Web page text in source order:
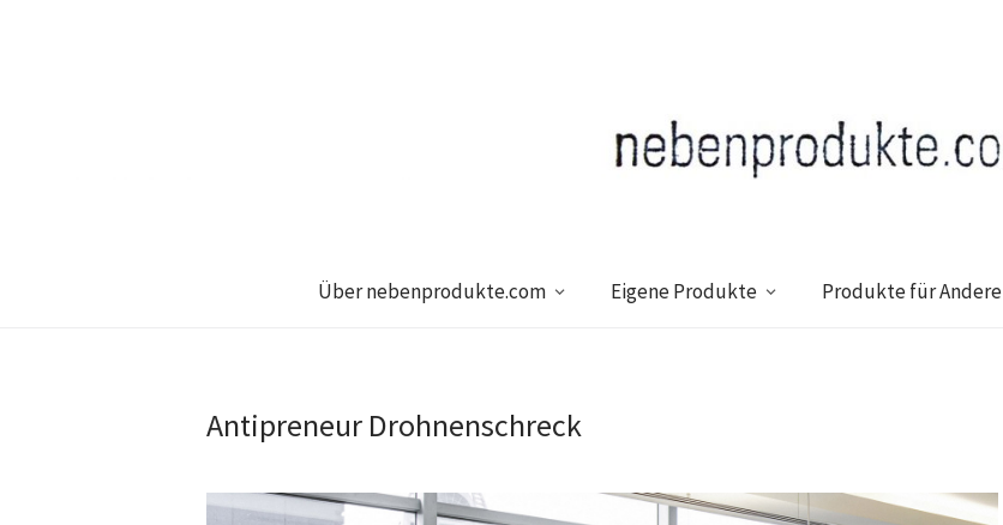
Über nebenprodukte.com Eigene Produkte Produkte für Andere
Antipreneur Drohnenschreck